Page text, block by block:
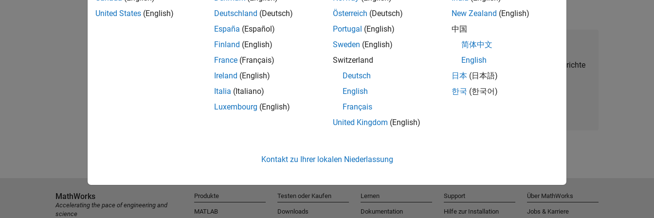
Talent Network beitreten
Erhalten Sie personalisierte Stellenangebote, Berichte
und Unternehmensneuigkeiten.
United States (English)
Deutschland (Deutsch)
España (Español)
Finland (English)
France (Français)
Ireland (English)
Italia (Italiano)
Luxembourg (English)
Österreich (Deutsch)
Portugal (English)
Sweden (English)
Switzerland
Deutsch
English
Français
United Kingdom (English)
New Zealand (English)
中国
简体中文
English
日本 (日本語)
한국 (한국어)
Kontakt zu Ihrer lokalen Niederlassung
MathWorks
Accelerating the pace of engineering and
science
Produkte
MATLAB
Testen oder Kaufen
Downloads
Lernen
Dokumentation
Support
Hilfe zur Installation
Über MathWorks
Jobs & Karriere